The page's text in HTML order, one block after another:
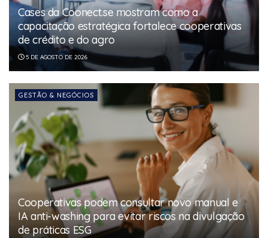
Cases da Coonect.se mostram como a
capacitação estratégica fortalece cooperativas
de crédito e do agro
5 DE AGOSTO DE 2026
GESTÃO & NEGÓCIOS
Cooperativas podem consultar novo manual e
IA anti-washing para evitar riscos na divulgação
de práticas ESG